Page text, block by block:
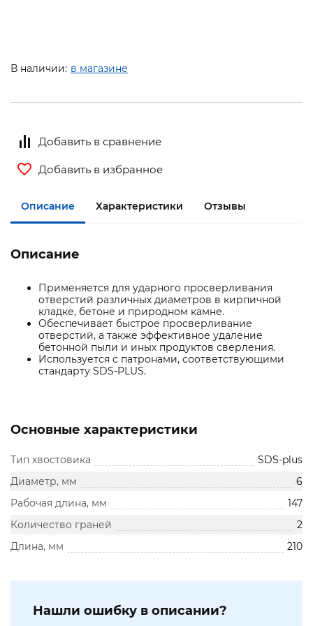
В наличии: в магазине
Добавить в сравнение
Добавить в избранное
Описание Характеристики Отзывы
Описание
Применяется для ударного просверливания
отверстий различных диаметров в кирпичной
кладке, бетоне и природном камне.
Обеспечивает быстрое просверливание
отверстий, а также эффективное удаление
бетонной пыли и иных продуктов сверления.
Используется с патронами, соответствующими
стандарту SDS-PLUS.
Основные характеристики
Тип хвостовика
SDS-plus
Диаметр, мм
6
Рабочая длина, мм
147
Количество граней
2
Длина, мм
210
Нашли ошибку в описании?